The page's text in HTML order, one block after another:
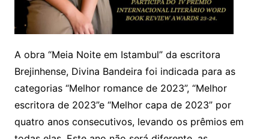
A obra “Meia Noite em Istambul” da escritora
Brejinhense, Divina Bandeira foi indicada para as
categorias “Melhor romance de 2023”, “Melhor
escritora de 2023”e “Melhor capa de 2023” por
quatro anos consecutivos, levando os prêmios em